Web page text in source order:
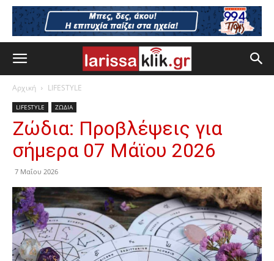
Αρχική LIFESTYLE
LIFESTYLE ΖΩΔΙΑ
Ζώδια: Προβλέψεις για
σήμερα 07 Μάϊου 2026
7 Μαΐου 2026